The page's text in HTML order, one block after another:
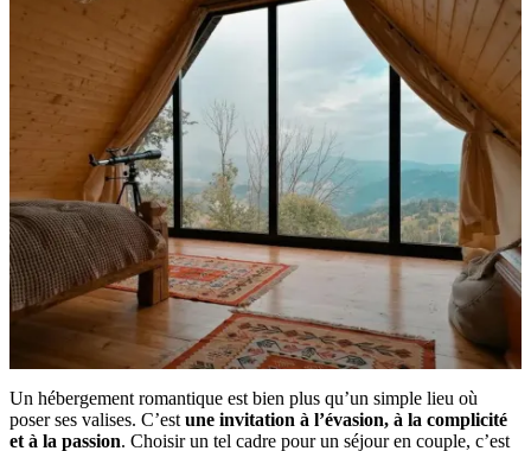
Un hébergement romantique est bien plus qu’un simple lieu où
poser ses valises. C’est une invitation à l’évasion, à la complicité
et à la passion. Choisir un tel cadre pour un séjour en couple, c’est